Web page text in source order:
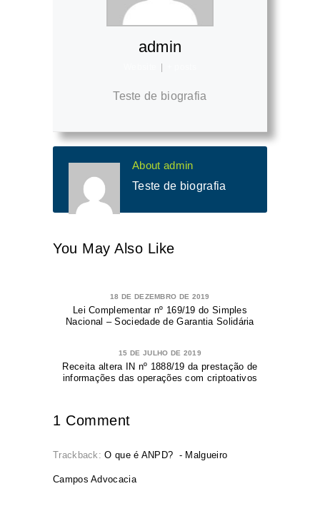
admin
Teste de biografia
About admin
Teste de biografia
You May Also Like
18 DE DEZEMBRO DE 2019
Lei Complementar nº 169/19 do Simples
Nacional – Sociedade de Garantia Solidária
15 DE JULHO DE 2019
Receita altera IN nº 1888/19 da prestação de
informações das operações com criptoativos
1 Comment
Trackback:O que é ANPD? - Malgueiro
Campos Advocacia